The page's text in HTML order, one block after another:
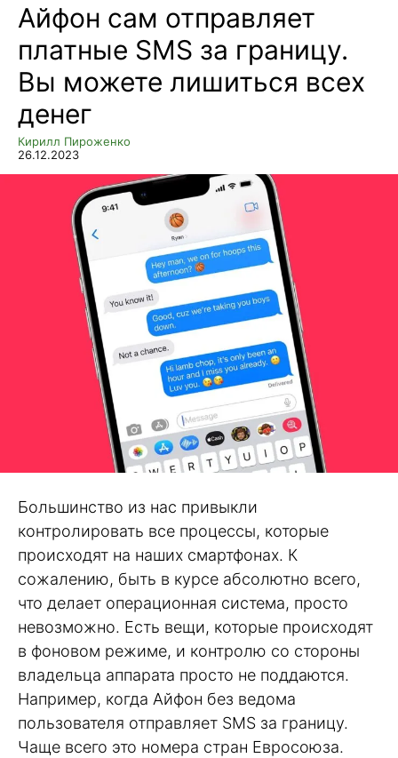
Айфон сам отправляет
платные SMS за границу.
Вы можете лишиться всех
денег
Кирилл Пироженко
26.12.2023
Большинство из нас привыкли
контролировать все процессы, которые
происходят на наших смартфонах. К
сожалению, быть в курсе абсолютно всего,
что делает операционная система, просто
невозможно. Есть вещи, которые происходят
в фоновом режиме, и контролю со стороны
владельца аппарата просто не поддаются.
Например, когда Айфон без ведома
пользователя отправляет SMS за границу.
Чаще всего это номера стран Евросоюза.